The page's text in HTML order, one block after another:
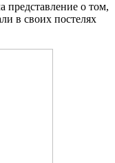
представление о том,
в своих постелях